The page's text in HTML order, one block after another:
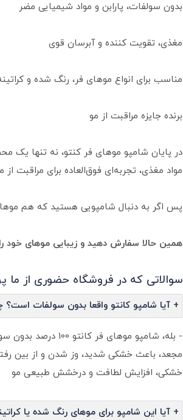
بدون سولفات، پارابن و مواد شیمیایی مضر
مغذی، تقویت کننده و آبرسان قوی
مناسب برای انواع موهای فر، رنگ شده و
برنده جایزه مراقبت از مو
در پایان شامپو موهای فر کنتو، نه تنها یک
مواد مغذی، تجربه‌ای فوق‌العاده برای مراقبت
پس اگر به دنبال شامپویی هستید که هم
همین حالا سفارش دهید و زیبایی موهای خود
سوالاتی که در فروشگاه حضوری از ما
+ آیا شامپو کانتو واقعا بدون سولفات
- بله، شامپو
مجعد، باعث خشکی شدید، وز شدن و از بین
خشکی، افزایش لطافت و درخشش طبیعی مو
+ آیا این شامپو برای موهای رنگ شده یا